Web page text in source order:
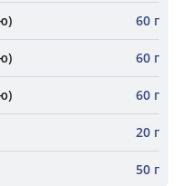
60 г
60 г
60 г
20 г
50 г